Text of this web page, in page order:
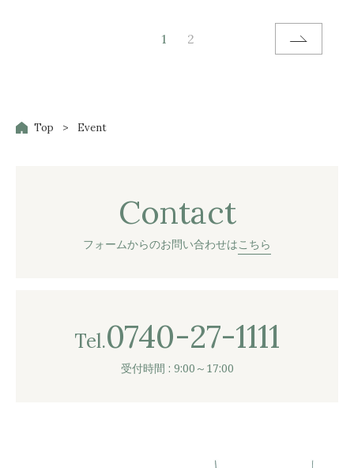
1 2
Top Event
Contact
フォームからのお問い合わせはこちら
Tel.0740-27-1111
受付時間 : 9:00～17:00